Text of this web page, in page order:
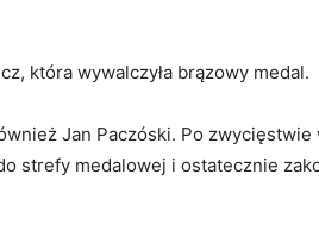
która wywalczyła brązowy medal.
Jan Paczóski. Po
strefy medalowej i ostatecznie